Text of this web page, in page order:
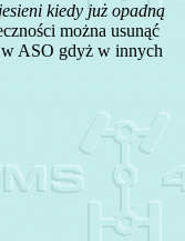
kiedy już opadną
można usunąć
w ASO gdyż w innych